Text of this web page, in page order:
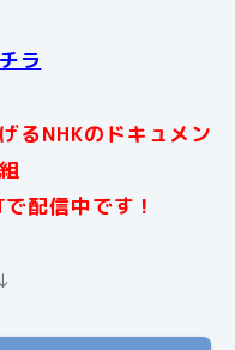
ラ
るNHKのドキュメン
配信中です！